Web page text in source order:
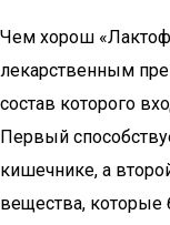
Чем хорош
лекарственным
состав которого
Первый
кишечнике, а
вещества,